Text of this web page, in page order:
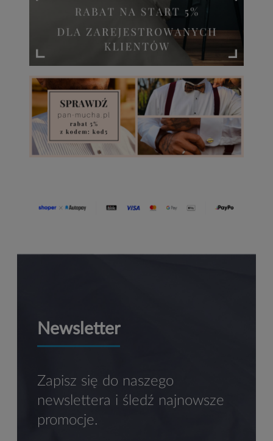
Newsletter
Zapisz się do naszego
newslettera i śledź najnowsze
promocje.